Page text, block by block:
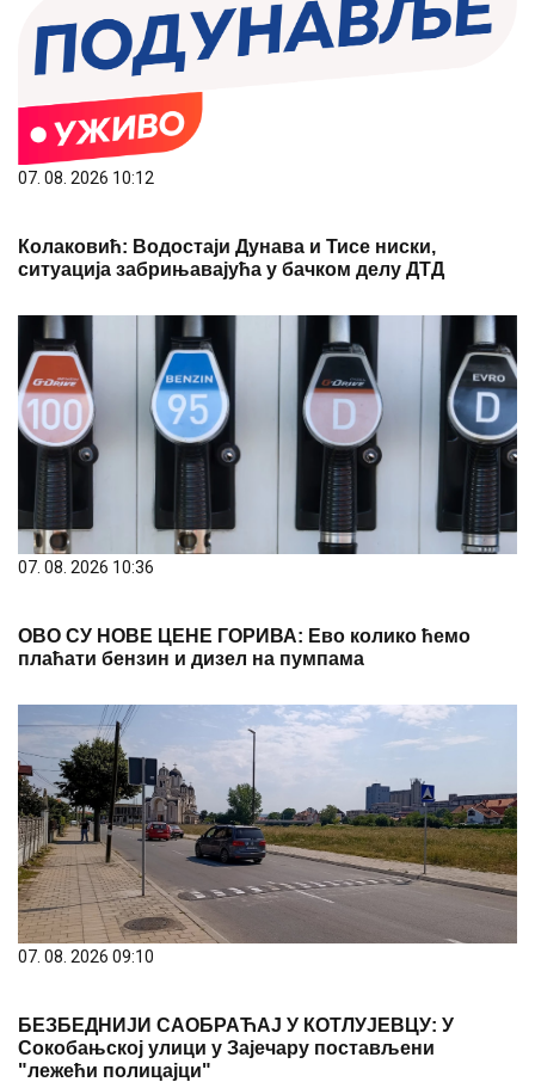
07. 08. 2026 10:12
Колаковић: Водостаји Дунава и Тисе ниски,
ситуација забрињавајућа у бачком делу ДТД
07. 08. 2026 10:36
ОВО СУ НОВЕ ЦЕНЕ ГОРИВА: Ево колико ћемо
плаћати бензин и дизел на пумпама
07. 08. 2026 09:10
БЕЗБЕДНИЈИ САОБРАЋАЈ У КОТЛУЈЕВЦУ: У
Сокобањској улици у Зајечару постављени
"лежећи полицајци"